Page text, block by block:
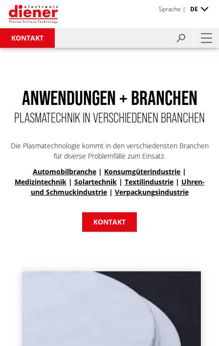
KONTAKT
Sprache | DE
ANWENDUNGEN + BRANCHEN
PLASMATECHNIK IN VERSCHIEDENEN BRANCHEN
Die Plasmatechnologie kommt in den verschiedensten Branchen
für diverse Problemfälle zum Einsatz.
Automobilbranche | Konsumgüterindustrie |
Medizintechnik| Solartechnik| Textilindustrie| Uhren-
und Schmuckindustrie| Verpackungsindustrie
KONTAKT